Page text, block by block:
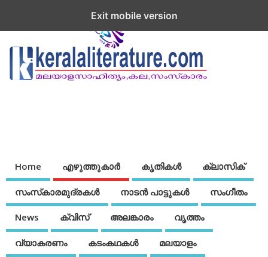
Home എഴുത്തുകാര്‍ കൃതികൾ ക്ലാസിക്
സംസ്‌കാരമുദ്രകള്‍ നാടന്‍ പാട്ടുകള്‍ സംഗീതം
News ക്വിസ് അലങ്കാരം വൃത്തം
വ്യാകരണം കടംകഥകള്‍ മലയാളം
Exit mobile version